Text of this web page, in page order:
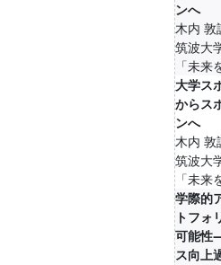
ンへ
木内 敦
筑波大
「未
大学ス
からス
ンへ
木内 敦
筑波大
「未
学際的
トフォ
可能性
ス向上